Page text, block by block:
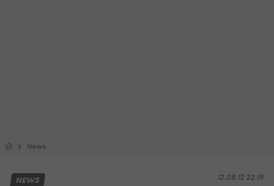
News
12.08.12 22:19
NEWS